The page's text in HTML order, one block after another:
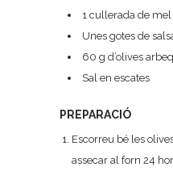
1 cullerada de mel
Unes gotes de
60 g d’olives
Sal en escates
PREPARACIÓ
Escorreu bé les
assecar al forn 24